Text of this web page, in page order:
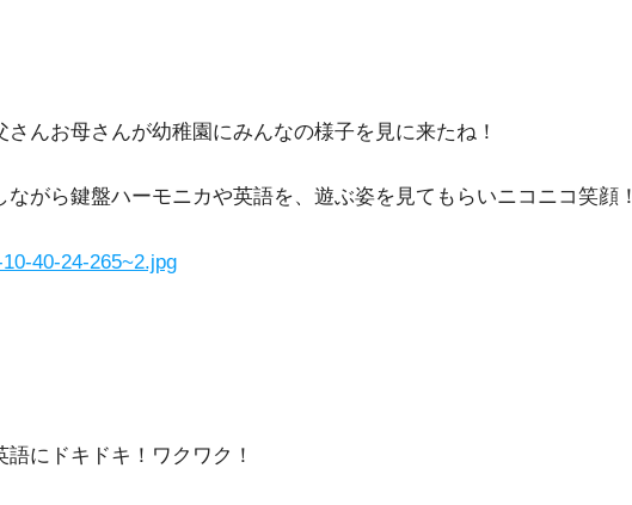
さんお母さんが幼稚園にみんなの様子を見に来たね！
ながら鍵盤ハーモニカや英語を、遊ぶ姿を見てもらいニコニコ笑顔！
にドキドキ！ワクワク！